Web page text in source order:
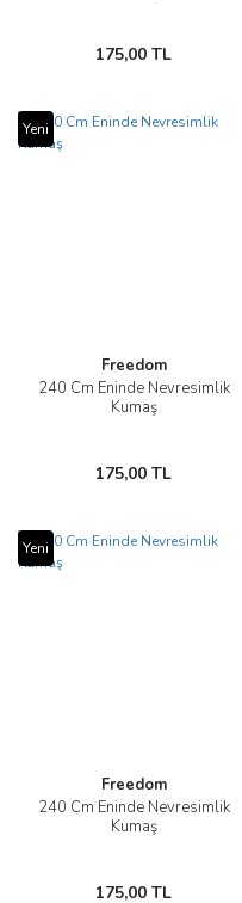
175,00 TL
Yeni
Freedom
240 Cm Eninde Nevresimlik
Kumaş
175,00 TL
Yeni
Freedom
240 Cm Eninde Nevresimlik
Kumaş
175,00 TL